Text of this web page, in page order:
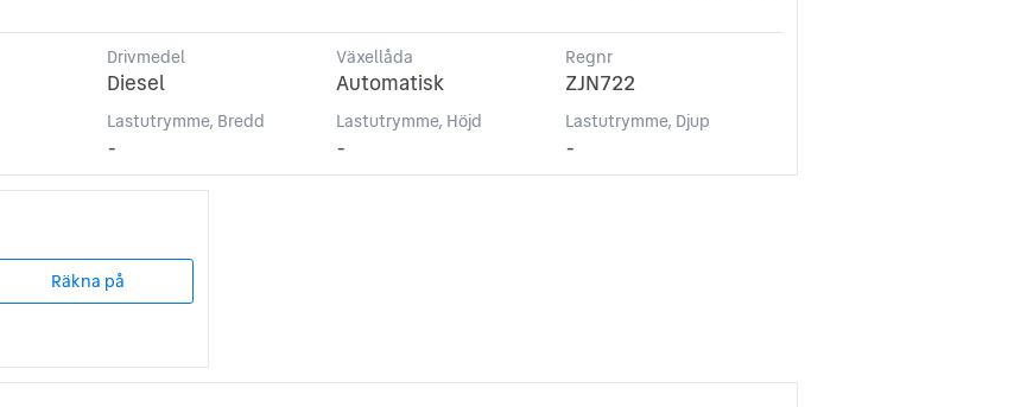
Drivmedel
Diesel
Växellåda
Automatisk
Regnr
ZJN722
Lastutrymme, Bredd
-
Lastutrymme, Höjd
-
Lastutrymme, Djup
-
Räkna på